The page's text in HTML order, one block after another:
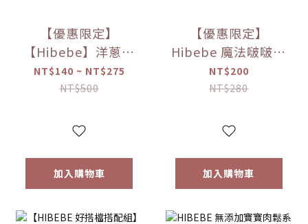
【優惠限定】
【Hibebe】洋蔥蘋
果魚湯250ml/包｜
2包/盒｜虱目魚湯
6m+｜常溫｜【優
NT$140 ~ NT$275
NT$500
加入購物車
【優惠限定】
Hibebe 魔法啵啵棒
牛奶/草莓/起司/藍
莓葡萄/芒果(150g/
NT$200
NT$280
加入購物車